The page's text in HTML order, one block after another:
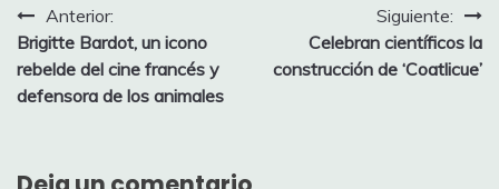
Navegación
de
entradas
Anterior:
Brigitte Bardot, un icono
rebelde del cine francés y
defensora de los animales
Siguiente:
Celebran científicos la
construcción de ‘Coatlicue’